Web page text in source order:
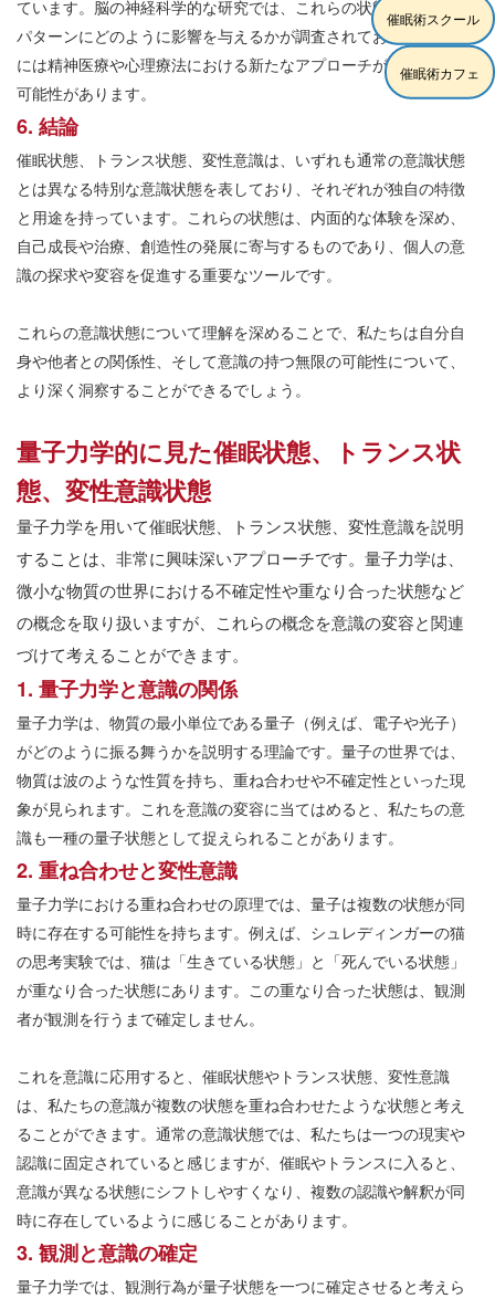
ています。脳の神経科学的な研究では、これらの状態が脳の活動
パターンにどのように影響を与えるかが調査されており、将来的
には精神医療や心理療法における新たなアプローチが開発される
可能性があります。
6. 結論
催眠状態、トランス状態、変性意識は、いずれも通常の意識状態
とは異なる特別な意識状態を表しており、それぞれが独自の特徴
と用途を持っています。これらの状態は、内面的な体験を深め、
自己成長や治療、創造性の発展に寄与するものであり、個人の意
識の探求や変容を促進する重要なツールです。
これらの意識状態について理解を深めることで、私たちは自分自
身や他者との関係性、そして意識の持つ無限の可能性について、
より深く洞察することができるでしょう。
量子力学的に見た催眠状態、トランス状
態、変性意識状態
量子力学を用いて催眠状態、トランス状態、変性意識を説明
することは、非常に興味深いアプローチです。量子力学は、
微小な物質の世界における不確定性や重なり合った状態など
の概念を取り扱いますが、これらの概念を意識の変容と関連
づけて考えることができます。
1. 量子力学と意識の関係
量子力学は、物質の最小単位である量子（例えば、電子や光子）
がどのように振る舞うかを説明する理論です。量子の世界では、
物質は波のような性質を持ち、重ね合わせや不確定性といった現
象が見られます。これを意識の変容に当てはめると、私たちの意
識も一種の量子状態として捉えられることがあります。
2. 重ね合わせと変性意識
量子力学における重ね合わせの原理では、量子は複数の状態が同
時に存在する可能性を持ちます。例えば、シュレディンガーの猫
の思考実験では、猫は「生きている状態」と「死んでいる状態」
が重なり合った状態にあります。この重なり合った状態は、観測
者が観測を行うまで確定しません。
これを意識に応用すると、催眠状態やトランス状態、変性意識
は、私たちの意識が複数の状態を重ね合わせたような状態と考え
ることができます。通常の意識状態では、私たちは一つの現実や
認識に固定されていると感じますが、催眠やトランスに入ると、
意識が異なる状態にシフトしやすくなり、複数の認識や解釈が同
時に存在しているように感じることがあります。
3. 観測と意識の確定
量子力学では、観測行為が量子状態を一つに確定させると考えら
催眠術スクール
催眠術カフェ